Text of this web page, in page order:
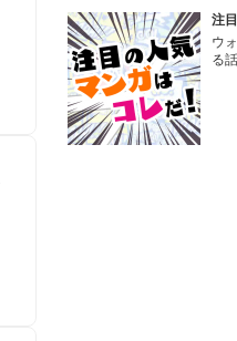
注
ウ
る